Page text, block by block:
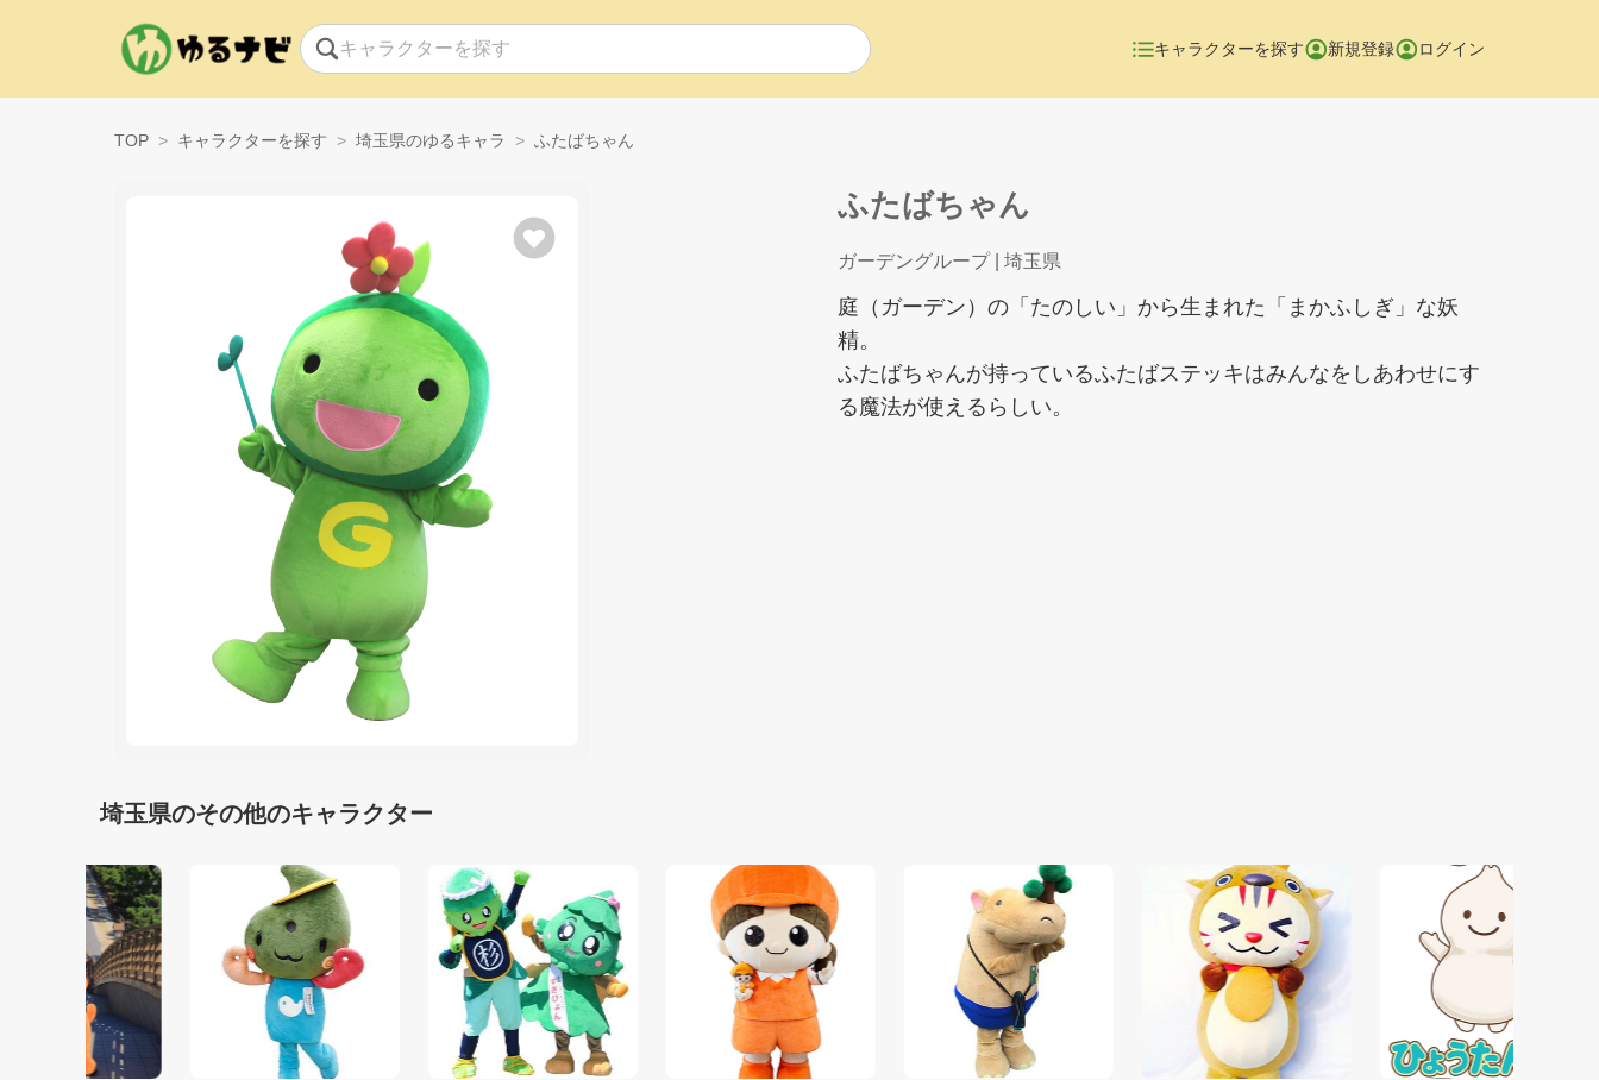
キャラクターを探す 新規登録 ログイン
TOP キャラクターを探す 埼玉県のゆるキャラ ふたばちゃん
ふたばちゃん
ガーデングループ| 埼玉県
庭（ガーデン）の「たのしい」から生まれた「まかふしぎ」な妖
精。
ふたばちゃんが持っているふたばステッキはみんなをしあわせにす
る魔法が使えるらしい。
埼玉県のその他のキャラクター